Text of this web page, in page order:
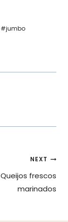
#jumbo
NEXT
Queijos frescos
marinados